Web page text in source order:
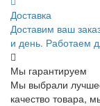
Доставка
Доставим ваш
и день. Работаем
Мы гарантируем
Мы выбрали
качество товара,